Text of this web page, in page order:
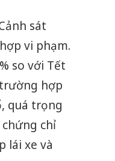
sát
vi phạm.
so với Tết
hợp
quá trọng
chỉ
lái xe và